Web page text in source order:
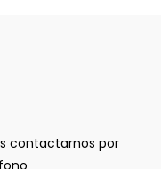
contactarnos por